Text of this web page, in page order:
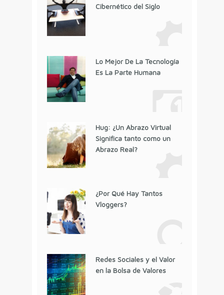
Cibernético del Siglo
Lo Mejor De La Tecnología
Es La Parte Humana
Hug: ¿Un Abrazo Virtual
Significa tanto como un
Abrazo Real?
¿Por Qué Hay Tantos
Vloggers?
Redes Sociales y el Valor
en la Bolsa de Valores